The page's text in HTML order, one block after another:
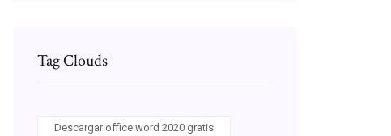
Tag Clouds
Descargar office word 2020 gratis